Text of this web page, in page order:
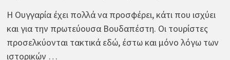
Η Ουγγαρία έχει πολλά να προσφέρει, κάτι που ισχύει
και για την πρωτεύουσα Βουδαπέστη. Οι τουρίστες
προσελκύονται τακτικά εδώ, έστω και μόνο λόγω των
ιστορικών …